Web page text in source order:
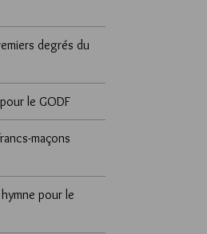
degrés du
le GODF
maçons
pour le